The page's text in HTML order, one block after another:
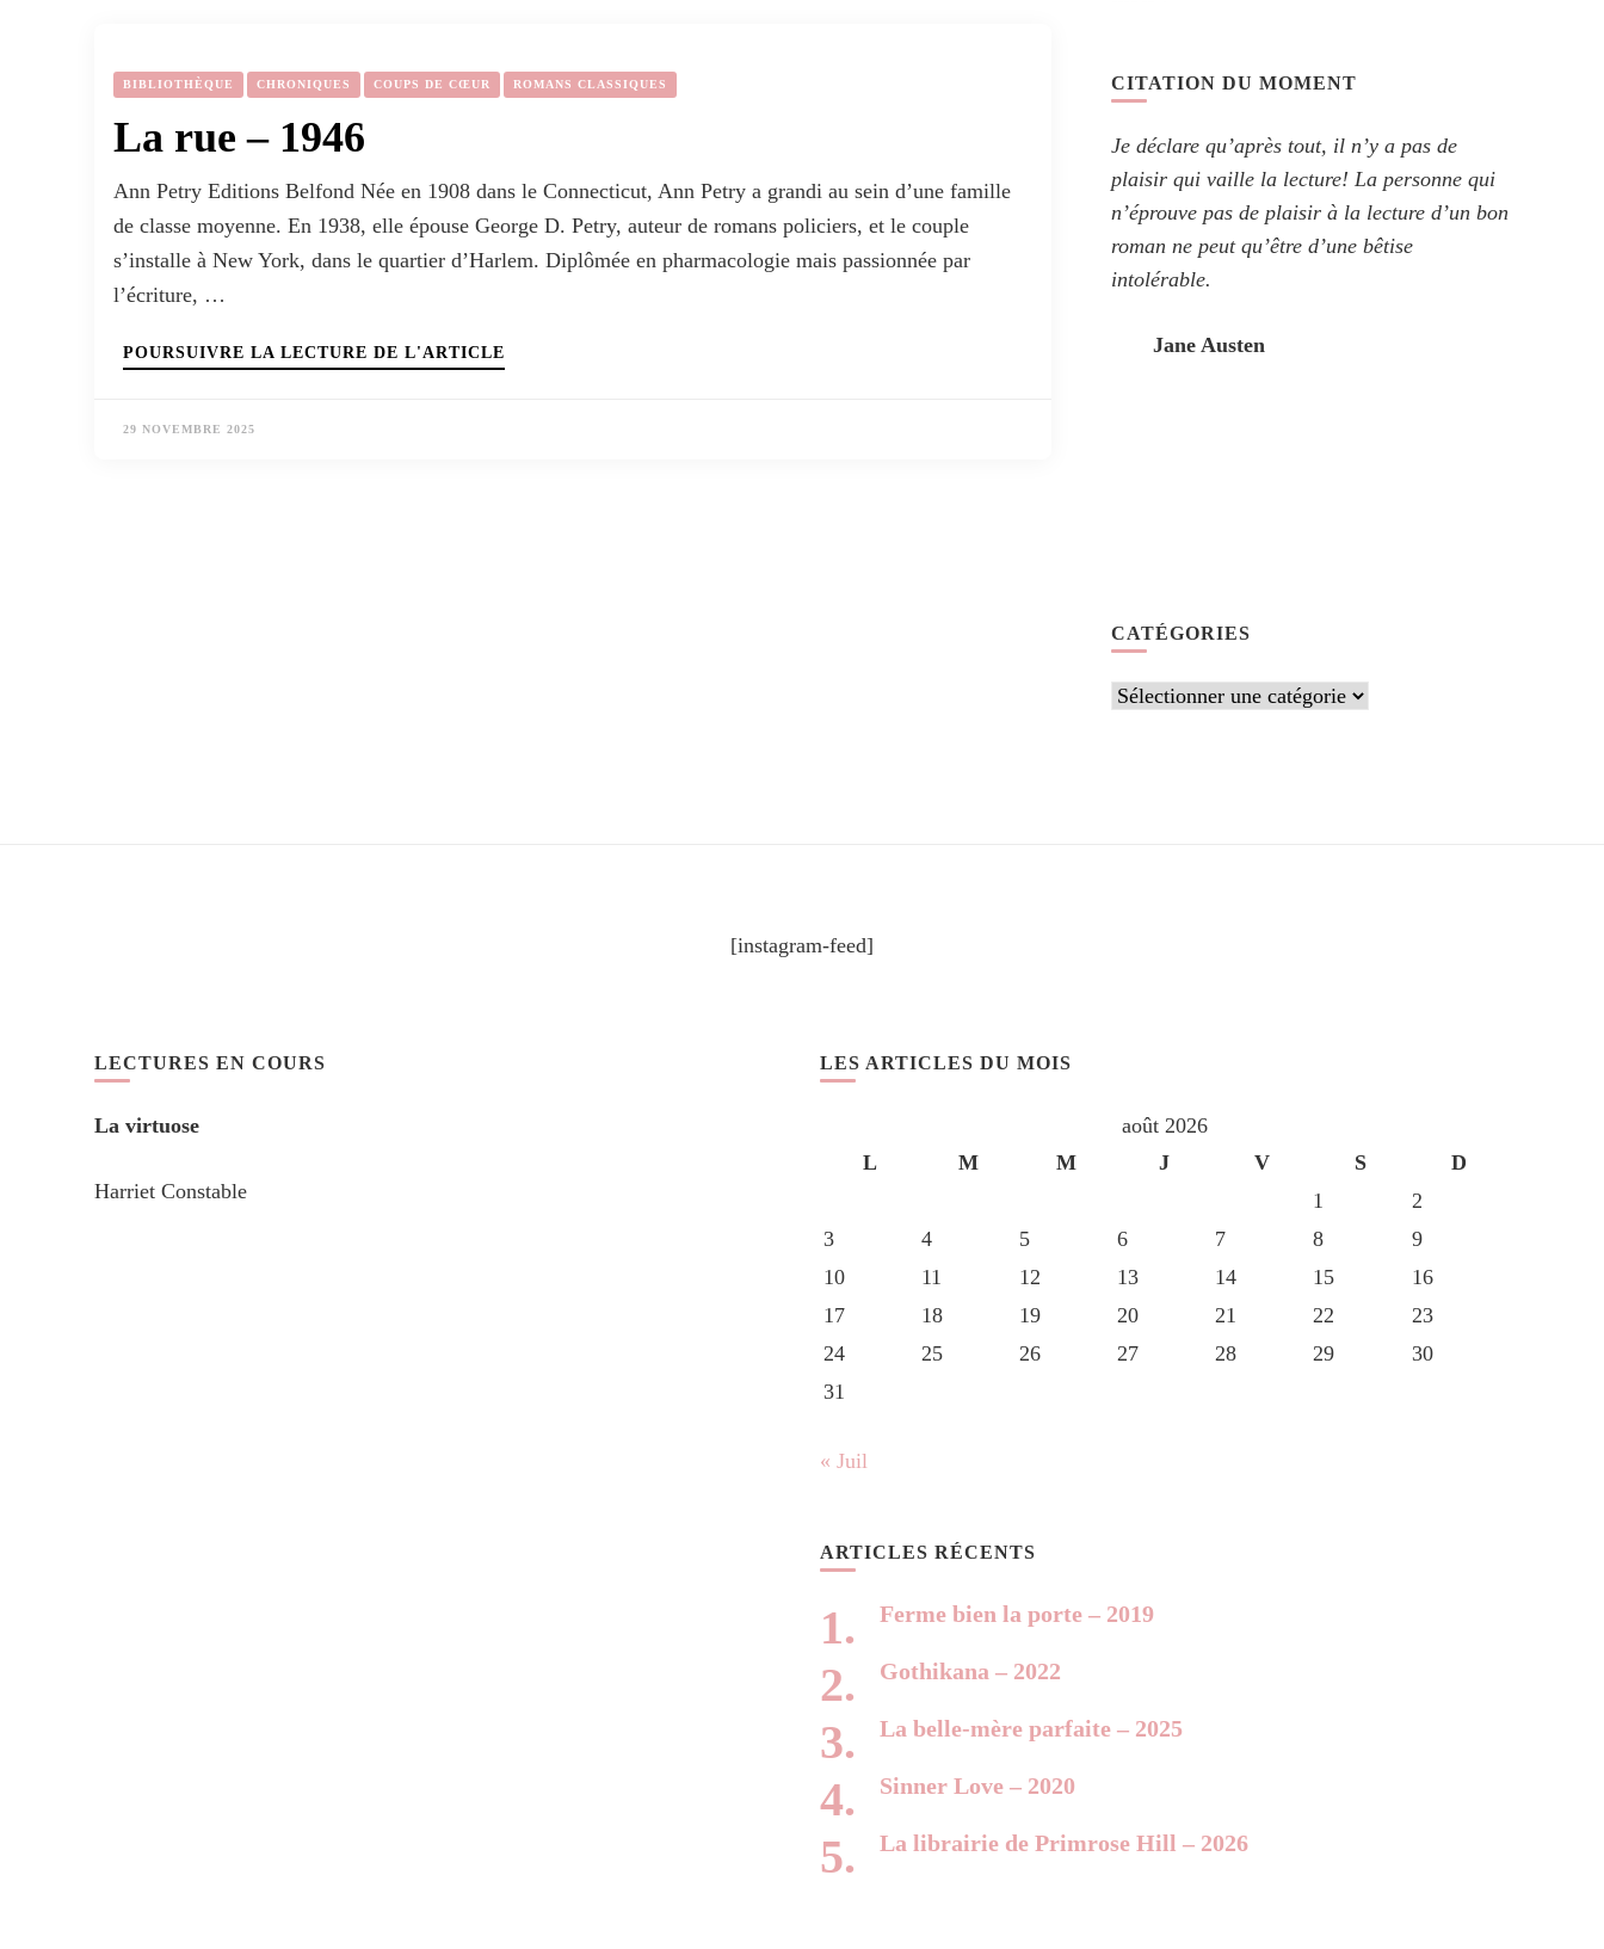
BIBLIOTHÈQUE CHRONIQUES COUPS DE CŒUR ROMANS CLASSIQUES
La rue – 1946
Ann Petry Editions Belfond Née en 1908 dans le Connecticut, Ann Petry a grandi au sein d’une famille
de classe moyenne. En 1938, elle épouse George D. Petry, auteur de romans policiers, et le couple
s’installe à New York, dans le quartier d’Harlem. Diplômée en pharmacologie mais passionnée par
l’écriture, …
POURSUIVRE LA LECTURE DE L'ARTICLE
29 NOVEMBRE 2025
CITATION DU MOMENT
Je déclare qu’après tout, il n’y a pas de
plaisir qui vaille la lecture! La personne qui
n’éprouve pas de plaisir à la lecture d’un bon
roman ne peut qu’être d’une bêtise
intolérable.
Jane Austen
CATÉGORIES
Catégories
[instagram-feed]
LECTURES EN COURS
La virtuose
Harriet Constable
LES ARTICLES DU MOIS
août 2026
L
M M J V S
D
1
2
3
4 5 6 7 8
9
10
11 12 13 14 15
16
17
18 19 20 21 22
23
24
25 26 27 28 29
30
31
« Juil
ARTICLES RÉCENTS
Ferme bien la porte – 2019
Gothikana – 2022
La belle-mère parfaite – 2025
Sinner Love – 2020
La librairie de Primrose Hill – 2026